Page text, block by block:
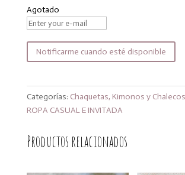
Agotado
Notificarme cuando esté disponible
Categorías: Chaquetas, Kimonos y Chalecos
ROPA CASUAL E INVITADA
Productos relacionados